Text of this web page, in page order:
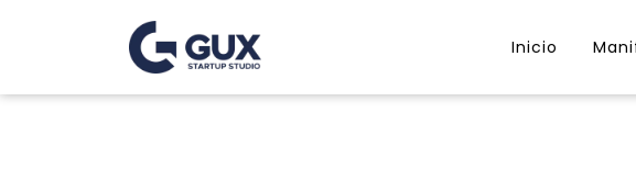
Inicio